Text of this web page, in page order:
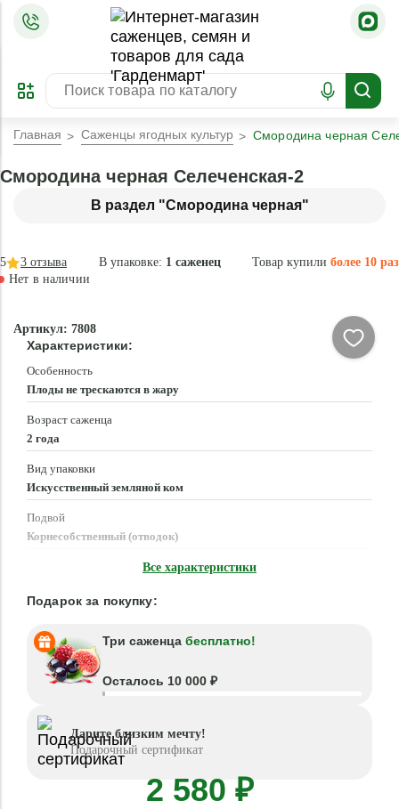
ПРЕДЗАКАЗ
ЗАБРОНИРОВАТЬ
ЛУЧШЕЕ
Главная Саженцы ягодных культур Смородина черная
В раздел "Смородина черная"
Смородина черная Селеченская-2
В упаковке: 1 саженец Товар купили более 10 раз
5 3 отзыва
Нет в наличии
Артикул: 7808
Характеристики:
Особенность
Плоды не трескаются в жару
Возраст саженца
2 года
Вид упаковки
Искусственный земляной ком
Подвой
Корнесобственный (отводок)
Все характеристики
Подарок за покупку:
Три саженца бесплатно!
Осталось 10 000 ₽
Дарите близким мечту!
Подарочный сертификат
2 580 ₽